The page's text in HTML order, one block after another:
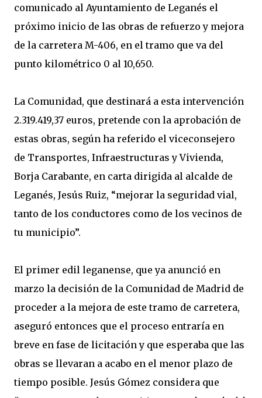
comunicado al Ayuntamiento de Leganés el
próximo inicio de las obras de refuerzo y mejora
de la carretera M-406, en el tramo que va del
punto kilométrico 0 al 10,650.
La Comunidad, que destinará a esta intervención
2.319.419,37 euros, pretende con la aprobación de
estas obras, según ha referido el viceconsejero
de Transportes, Infraestructuras y Vivienda,
Borja Carabante, en carta dirigida al alcalde de
Leganés, Jesús Ruiz, “mejorar la seguridad vial,
tanto de los conductores como de los vecinos de
tu municipio”.
El primer edil leganense, que ya anunció en
marzo la decisión de la Comunidad de Madrid de
proceder a la mejora de este tramo de carretera,
aseguró entonces que el proceso entraría en
breve en fase de licitación y que esperaba que las
obras se llevaran a acabo en el menor plazo de
tiempo posible. Jesús Gómez considera que